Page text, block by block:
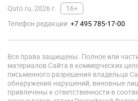
Quto.ru, 2026 г.
16+
Телефон редакции:+7 495 785-17-00
Все права защищены. Полное или
материалов Сайта в коммерческих
письменного разрешения владельца
обнаружения нарушений, виновные
привлечены к ответственности в